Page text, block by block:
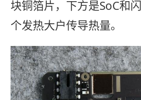
块铜箔片，下方是SoC和
个发热大户传导热量。